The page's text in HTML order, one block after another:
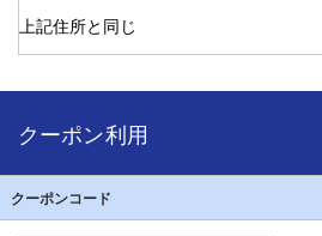
クーポン利用
クーポンコード